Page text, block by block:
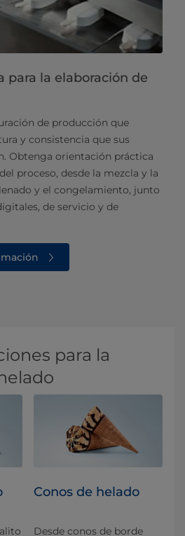
para la elaboración de
de producción que
y consistencia que sus
Obtenga orientación práctica
proceso, desde la mezcla y la
y el congelamiento, junto
de servicio y de
para la
Conos de helado
Desde conos de borde